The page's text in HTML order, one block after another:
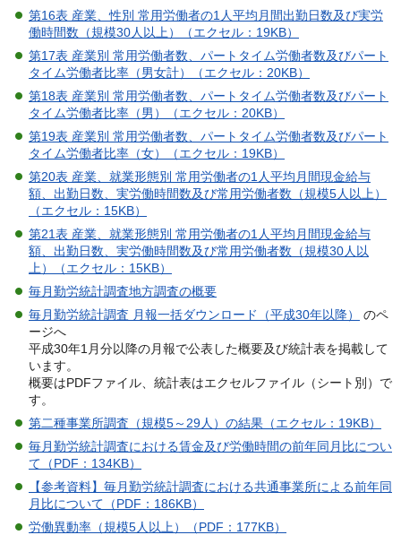
第16表 産業、性別 常用労働者の1人平均月間出勤日数及び実労
働時間数（規模30人以上）（エクセル：19KB）
第17表 産業別 常用労働者数、パートタイム労働者数及びパート
タイム労働者比率（男女計）（エクセル：20KB）
第18表 産業別 常用労働者数、パートタイム労働者数及びパート
タイム労働者比率（男）（エクセル：20KB）
第19表 産業別 常用労働者数、パートタイム労働者数及びパート
タイム労働者比率（女）（エクセル：19KB）
第20表 産業、就業形態別 常用労働者の1人平均月間現金給与
額、出勤日数、実労働時間数及び常用労働者数（規模5人以上）
（エクセル：15KB）
第21表 産業、就業形態別 常用労働者の1人平均月間現金給与
額、出勤日数、実労働時間数及び常用労働者数（規模30人以
上）（エクセル：15KB）
毎月勤労統計調査地方調査の概要
毎月勤労統計調査 月報一括ダウンロード（平成30年以降）
のペ
ージへ
平成30年1月分以降の月報で公表した概要及び統計表を掲載して
います。
概要はPDFファイル、統計表はエクセルファイル（シート別）で
す。
第二種事業所調査（規模5～29人）の結果（エクセル：19KB）
毎月勤労統計調査における賃金及び労働時間の前年同月比につい
て（PDF：134KB）
【参考資料】毎月勤労統計調査における共通事業所による前年同
月比について（PDF：186KB）
労働異動率（規模5人以上）（PDF：177KB）